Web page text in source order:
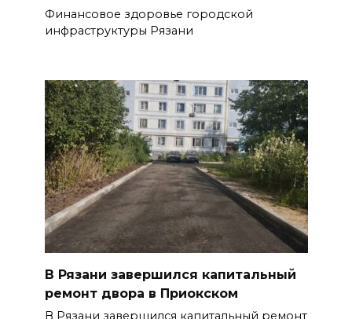
Финансовое здоровье городской
инфраструктуры Рязани
В Рязани завершился капитальный
ремонт двора в Приокском
В Рязани завершился капитальный ремонт